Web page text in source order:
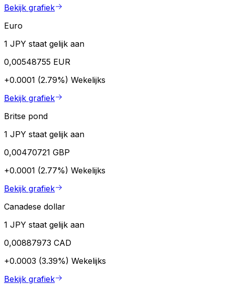
Bekijk grafiek
Euro
1 JPY staat gelijk aan
0,00548755 EUR
+0.0001 (2.79%) Wekelijks
Bekijk grafiek
Britse pond
1 JPY staat gelijk aan
0,00470721 GBP
+0.0001 (2.77%) Wekelijks
Bekijk grafiek
Canadese dollar
1 JPY staat gelijk aan
0,00887973 CAD
+0.0003 (3.39%) Wekelijks
Bekijk grafiek